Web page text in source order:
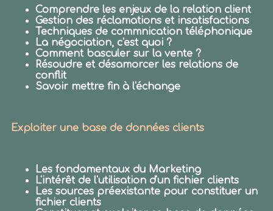
Comprendre les enjeux de la relation client
Gestion des réclamations et insatisfactions
Techniques de commnication téléphonique
La négociation, c'est quoi ?
Comment basculer sur la vente ?
Résoudre et désamorcer les relations de
conflit
Savoir mettre fin à l'échange
Exploiter une base de données clients
Les fondamentaux du Marketing
L'intérêt de l'utilisation d'un fichier clients
Les sources préexistante pour constituer un
fichier clients